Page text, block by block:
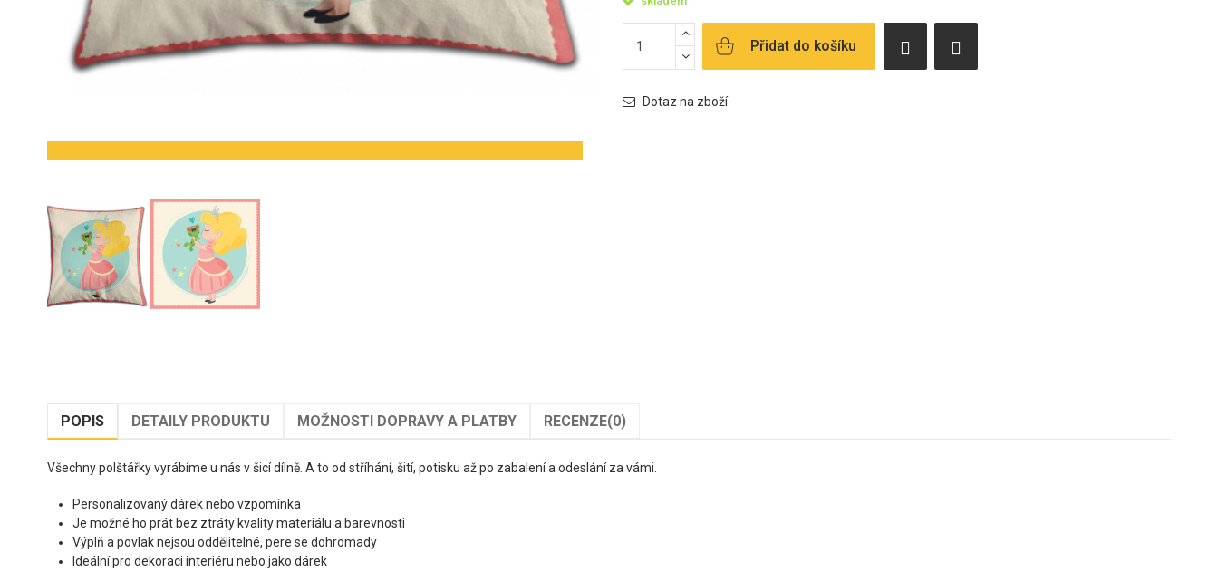
Přidat do košíku
Dotaz na zboží
POPIS DETAILY PRODUKTU MOŽNOSTI DOPRAVY A PLATBY RECENZE(0)
Všechny polštářky vyrábíme u nás v šicí dílně. A to od stříhání, šití, potisku až po zabalení a odeslání za vámi.
Personalizovaný dárek nebo vzpomínka
Je možné ho prát bez ztráty kvality materiálu a barevnosti
Výplň a povlak nejsou oddělitelné, pere se dohromady
Ideální pro dekoraci interiéru nebo jako dárek